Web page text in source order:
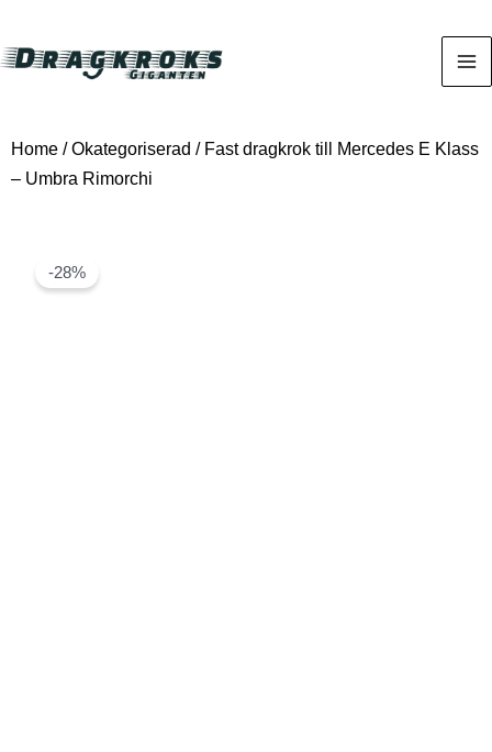
Home /Okategoriserad / Fast dragkrok till Mercedes E Klass
– Umbra Rimorchi
-28%